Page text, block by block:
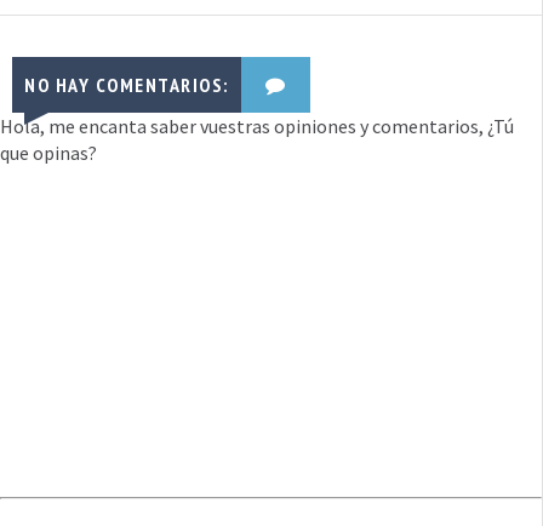
NO HAY COMENTARIOS:
Hola, me encanta saber vuestras opiniones y comentarios, ¿Tú
que opinas?